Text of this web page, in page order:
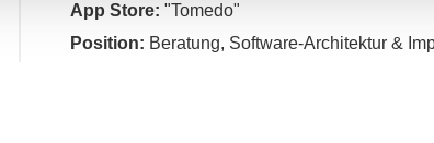
App Store: "Tomedo"
Position: Beratung, Software-Architektur &